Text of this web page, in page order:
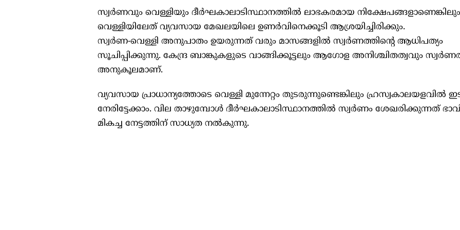
സ്വർണവും വെള്ളിയും ദീർഘകാലാടിസ്ഥാനത്തിൽ ലാഭകരമായ നിക്ഷേപങ്ങളാണെങ്കിലും
വെള്ളിയിലേത് വ്യവസായ മേഖലയിലെ ഉണർവിനെക്കൂടി ആശ്രയിച്ചിരിക്കും.
സ്വർണ-വെള്ളി അനുപാതം ഉയരുന്നത് വരും മാസങ്ങളിൽ സ്വർണത്തിന്റെ ആധിപത്യം
സൂചിപ്പിക്കുന്നു. കേന്ദ്ര ബാങ്കുകളുടെ വാങ്ങിക്കൂട്ടലും ആഗോള അനിശ്ചിതത്വവും
അനുകൂലമാണ്.
വ്യവസായ പ്രാധാന്യത്തോടെ വെള്ളി മുന്നേറ്റം തുടരുന്നുണ്ടെങ്കിലും ഹ്രസ്വകാലയളവിൽ
നേരിട്ടേക്കാം. വില താഴുമ്പോൾ ദീർഘകാലാടിസ്ഥാനത്തിൽ സ്വർണം ശേഖരിക്കുന്നത്
മികച്ച നേട്ടത്തിന് സാധ്യത നൽകുന്നു.